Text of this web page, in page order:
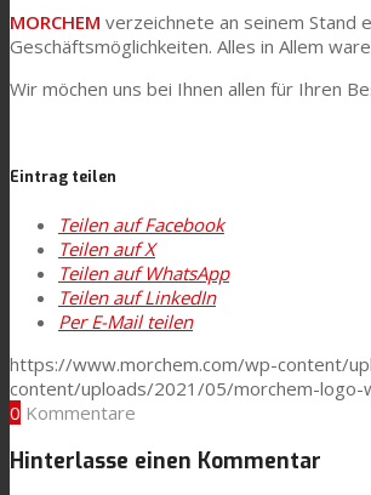
Innovation
Forschung und Entwicklung
Consumer Care
Leistung
Nachhaltigkeit
MORCHEM verzeichnete an seinem Stand
Geschäftsmöglichkeiten. Alles in Allem
Wir möchen uns bei Ihnen allen für Ihren
Eintrag teilen
Teilen auf Facebook
Teilen auf X
Teilen auf WhatsApp
Teilen auf LinkedIn
Per E-Mail teilen
https://www.morchem.com/wp-content/
content/uploads/2021/05/morchem-logo-
0 Kommentare
Hinterlasse einen Kommentar